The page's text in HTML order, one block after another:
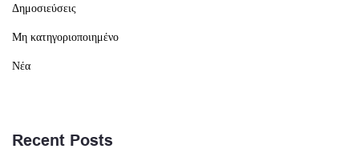
Δημοσιεύσεις
Μη κατηγοριοποιημένο
Νέα
Recent Posts